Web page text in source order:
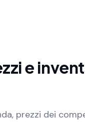
e
prezzi dei